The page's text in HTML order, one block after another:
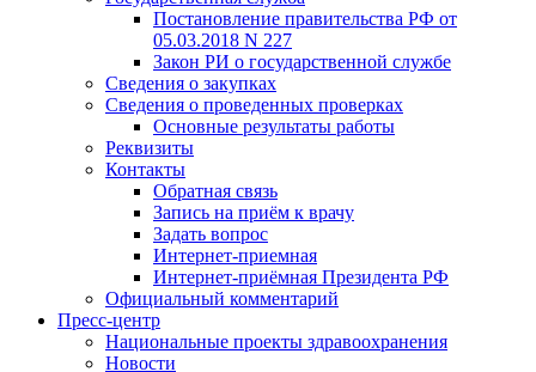
Постановление правительства РФ от
05.03.2018 N 227
Закон РИ о государственной службе
Сведения о закупках
Сведения о проведенных проверках
Основные результаты работы
Реквизиты
Контакты
Обратная связь
Запись на приём к врачу
Задать вопрос
Интернет-приемная
Интернет-приёмная Президента РФ
Официальный комментарий
Пресс-центр
Национальные проекты здравоохранения
Новости